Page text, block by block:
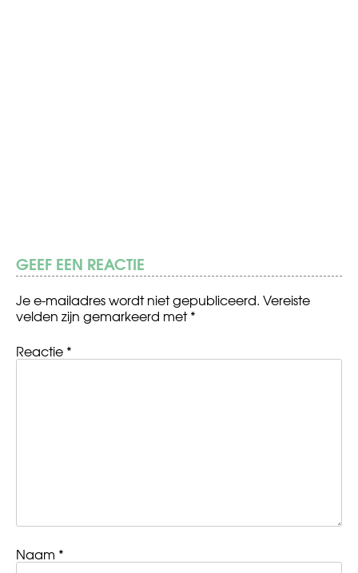
GEEF EEN REACTIE
Je e-mailadres wordt niet gepubliceerd. Vereiste
velden zijn gemarkeerd met*
Reactie *
Naam *